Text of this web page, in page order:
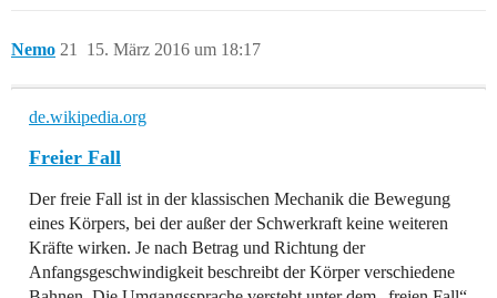
Nemo 15. März 2016 um 18:17
21
de.wikipedia.org
Freier Fall
Der freie Fall ist in der klassischen Mechanik die Bewegung
eines Körpers, bei der außer der Schwerkraft keine weiteren
Kräfte wirken. Je nach Betrag und Richtung der
Anfangsgeschwindigkeit beschreibt der Körper verschiedene